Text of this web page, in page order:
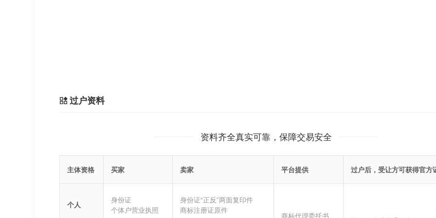
过户资料
资料齐全真实可靠，保障交易安全
主体资格 买家 卖家 平台提供 过户后，受让方可获得官方
个人
身份证
个体户营业执照
身份证“正反”两面复印件
商标注册证原件
商标代理委托书